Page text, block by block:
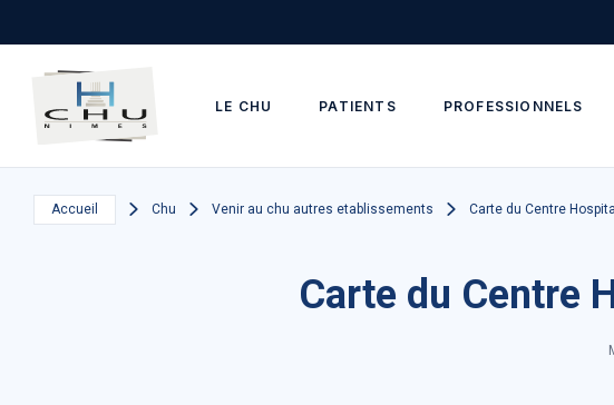
LE CHU PATIENTS PROFESSIONNELS
Accueil Chu Venir au chu autres etablissements Carte du Centre
Carte du Centre